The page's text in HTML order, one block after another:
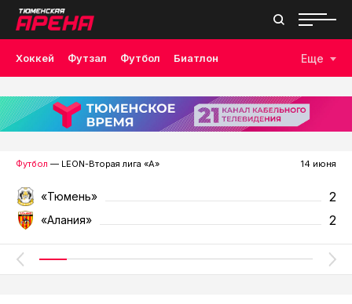
Хоккей Футзал Футбол Биатлон
Лыжные гонки Волейбол Плавание Дзюдо
Скалолазание Велоспорт Бокс
Еще
Футбол — LEON-Вторая лига «А» 14 июня
«Тюмень» 2
«Алания» 2